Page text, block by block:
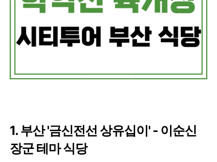
1. 부산 '금신전선 상유십이' - 이순신
장군 테마 식당